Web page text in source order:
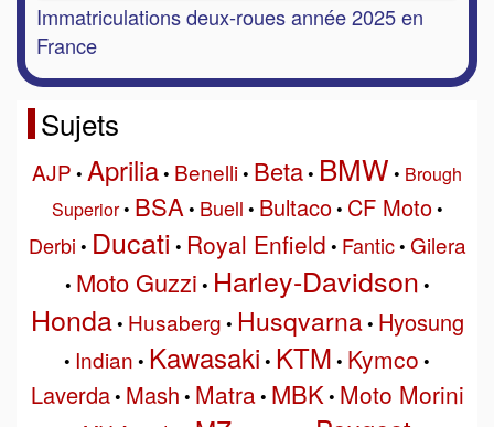
Immatriculations deux-roues année 2025 en
France
Sujets
AJP • Aprilia• Benelli• Beta• BMW • Brough
Superior• BSA• Buell • Bultaco• CF Moto•
Derbi • Ducati • Royal Enfield • Fantic• Gilera
• Moto Guzzi • Harley-Davidson •
Honda• Husaberg • Husqvarna• Hyosung
• Indian • Kawasaki • KTM • Kymco •
Laverda• Mash • Matra• MBK• Moto Morini